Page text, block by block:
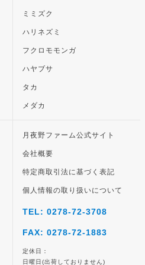
ミミズク
ハリネズミ
フクロモモンガ
ハヤブサ
タカ
メダカ
月夜野ファーム公式サイト
会社概要
特定商取引法に基づく表記
個人情報の取り扱いについて
TEL: 0278-72-3708
FAX: 0278-72-1883
定休日：
日曜日(出荷しておりません)